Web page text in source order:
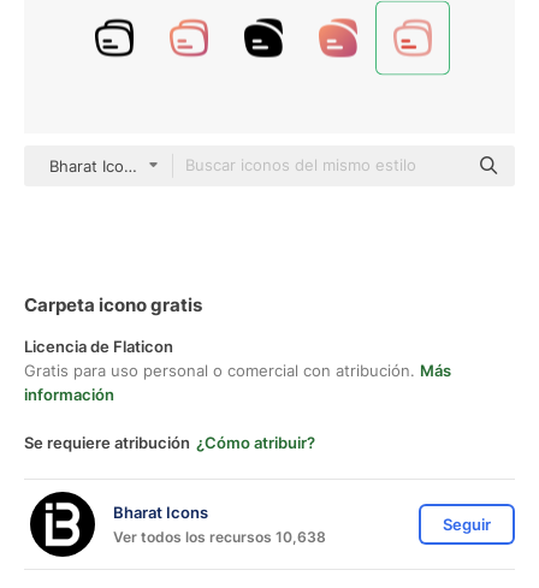
Bharat Icons Outline Color
Carpeta icono gratis
Licencia de Flaticon
Gratis para uso personal o comercial con atribución. Más
información
Se requiere atribución ¿Cómo atribuir?
Bharat Icons
Ver todos los recursos 10,638
Seguir